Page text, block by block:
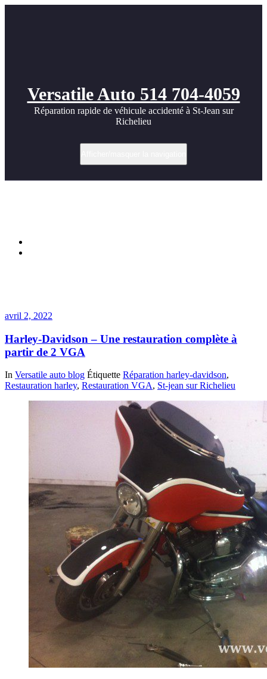
Versatile Auto 514 704-4059
Réparation rapide de véhicule accidenté à St-Jean sur
Richelieu
avril 2, 2022
Harley-Davidson – Une restauration complète à
partir de 2 VGA
In Versatile auto blog Étiquette Réparation harley-davidson,
Restauration harley, Restauration VGA, St-jean sur Richelieu